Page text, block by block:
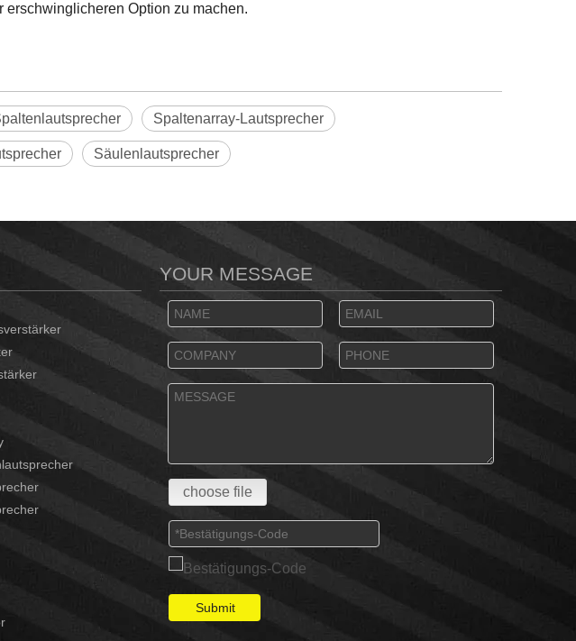
erschwinglicheren Option zu machen.
Spaltenarray-Lautsprecher
Säulenlautsprecher
YOUR MESSAGE
choose file
Submit